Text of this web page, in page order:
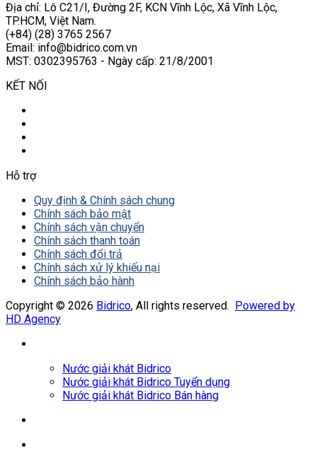
Địa chỉ: Lô C21/I, Đường 2F, KCN Vĩnh Lộc, Xã Vĩnh Lộc,
TP.HCM, Việt Nam.
(+84) (28) 3765 2567
Email: info@bidrico.com.vn
MST: 0302395763 - Ngày cấp: 21/8/2001
KẾT NỐI
Hỗ trợ
Quy định & Chính sách chung
Chính sách bảo mật
Chính sách vận chuyển
Chính sách thanh toán
Chính sách đổi trả
Chính sách xử lý khiếu nại
Chính sách bảo hành
Copyright © 2026 Bidrico, All rights reserved. Powered by
HD Agency
Nước giải khát Bidrico
Nước giải khát Bidrico Tuyển dụng
Nước giải khát Bidrico Bán hàng